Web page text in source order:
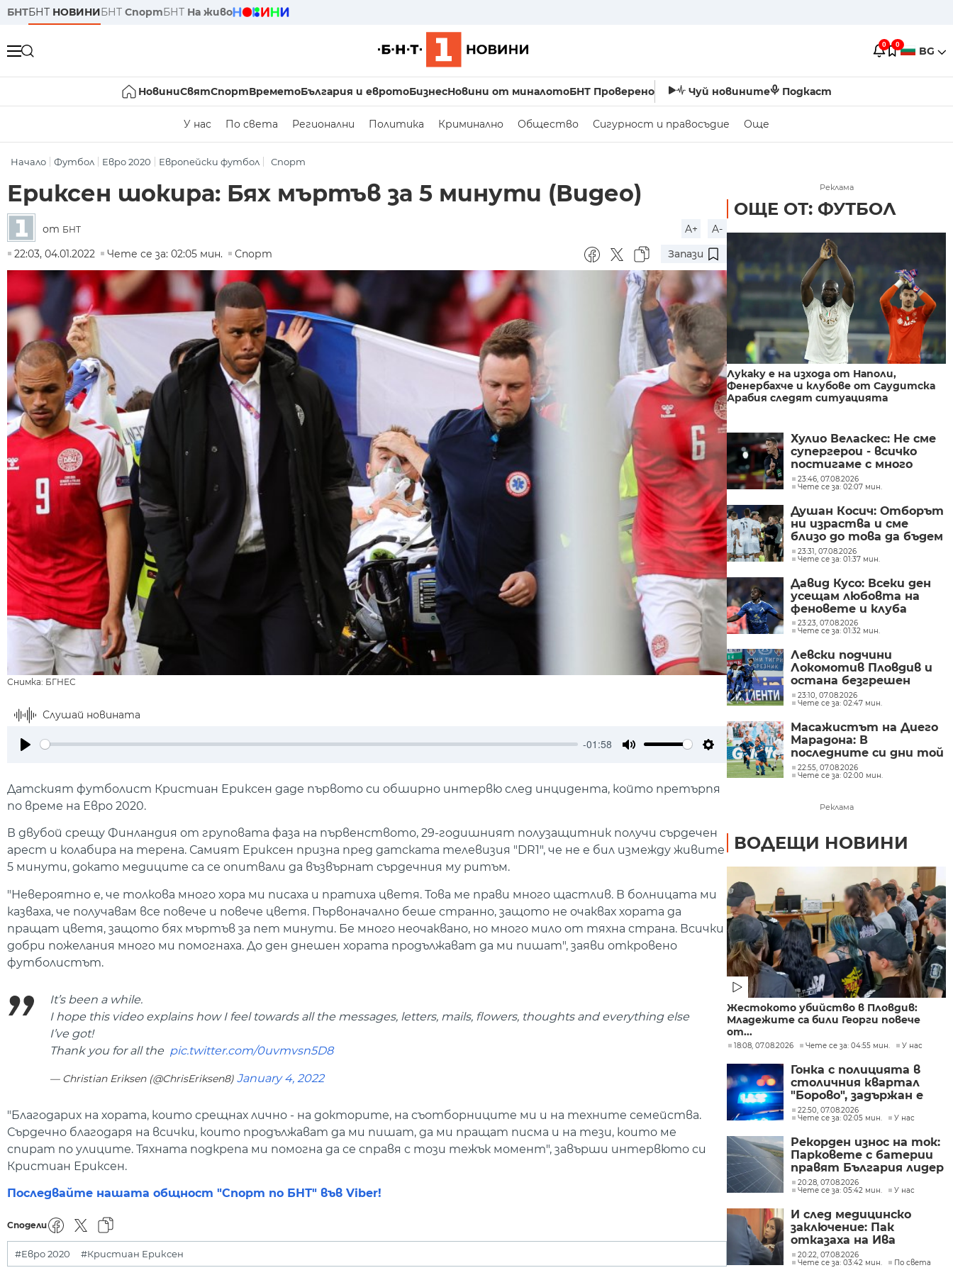
БНТБНТ НОВИНИБНТ СпортБНТ На живо
0 0 BG
НовиниСвятСпортВреметоБългария и евротоБизнесНовини от миналотоБНТ Проверено Чуй новините Подкаст
У нас По света Регионални Политика Криминално Общество Сигурност и правосъдие Още
Начало Футбол Евро 2020 Европейски футбол Спорт
Ериксен шокира: Бях мъртъв за 5 минути (Видео)
от БНТ A+
A-
22:03, 04.01.2022
Чете се за: 02:05 мин. Спорт Запази
Снимка: БГНЕС
Слушай новината
-01:58
Settings
Датският футболист Кристиан Ериксен даде първото си обширно интервю след инцидента, който претърпя
по време на Евро 2020.
В двубой срещу Финландия от груповата фаза на първенството, 29-годишният полузащитник получи сърдечен
арест и колабира на терена. Самият Ериксен призна пред датската телевизия "DR1", че не е бил измежду живите
5 минути, докато медиците са се опитвали да възвърнат сърдечния му ритъм.
"Невероятно е, че толкова много хора ми писаха и пратиха цветя. Това ме прави много щастлив. В болницата ми
казваха, че получавам все повече и повече цветя. Първоначално беше странно, защото не очаквах хората да
пращат цветя, защото бях мъртъв за пет минути. Бе много неочаквано, но много мило от тяхна страна. Всички
добри пожелания много ми помогнаха. До ден днешен хората продължават да ми пишат", заяви откровено
футболистът.
It’s been a while.
I hope this video explains how I feel towards all the messages, letters, mails, flowers, thoughts and everything else
I’ve got!
Thank you for all the ️ pic.twitter.com/0uvmvsn5D8
— Christian Eriksen (@ChrisEriksen8) January 4, 2022
"Благодарих на хората, които срещнах лично - на докторите, на съотборниците ми и на техните семейства.
Сърдечно благодаря на всички, които продължават да ми пишат, да ми пращат писма и на тези, които ме
спират по улиците. Тяхната подкрепа ми помогна да се справя с този тежък момент", завърши интервюто си
Кристиан Ериксен.
Последвайте нашата общност "Спорт по БНТ" във Viber!
Сподели
#Евро 2020 #Кристиан Ериксен
Реклама
ОЩЕ ОТ: ФУТБОЛ
Лукаку е на изхода от Наполи,
Фенербахче и клубове от Саудитска
Арабия следят ситуацията
Хулио Веласкес: Не сме
супергерои - всичко
постигаме с много
труд
23:46, 07.08.2026
Чете се за: 02:07 мин.
Душан Косич: Отборът
ни израства и сме
близо до това да бъдем
успешни
23:31, 07.08.2026
Чете се за: 01:37 мин.
Давид Кусо: Всеки ден
усещам любовта на
феновете и клуба
23:23, 07.08.2026
Чете се за: 01:32 мин.
Левски подчини
Локомотив Пловдив и
остана безгрешен
преди европейското
изпитание
23:10, 07.08.2026
Чете се за: 02:47 мин.
Масажистът на Диего
Марадона: В
последните си дни той
беше прикован към
леглото и се беше
22:55, 07.08.2026
Чете се за: 02:00 мин.
Реклама
ВОДЕЩИ НОВИНИ
Жестокото убийство в Пловдив:
Младежите са били Георги повече
от...
18:08, 07.08.2026 Чете се за: 04:55 мин. У нас
Гонка с полицията в
столичния квартал
"Борово", задържан е
мъж, у когото са
намерени 460 000 евро
22:50, 07.08.2026
Чете се за: 02:05 мин.
У нас
Рекорден износ на ток:
Парковете с батерии
правят България лидер
на пазара
20:28, 07.08.2026
Чете се за: 05:42 мин.
У нас
И след медицинско
заключение: Пак
отказаха на Ива
Михайлова да се лекува
в България
20:22, 07.08.2026
Чете се за: 03:42 мин.
По света